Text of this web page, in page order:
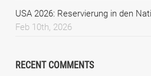
USA 2026: Reservierung in den
Feb 10th, 2026
RECENT COMMENTS